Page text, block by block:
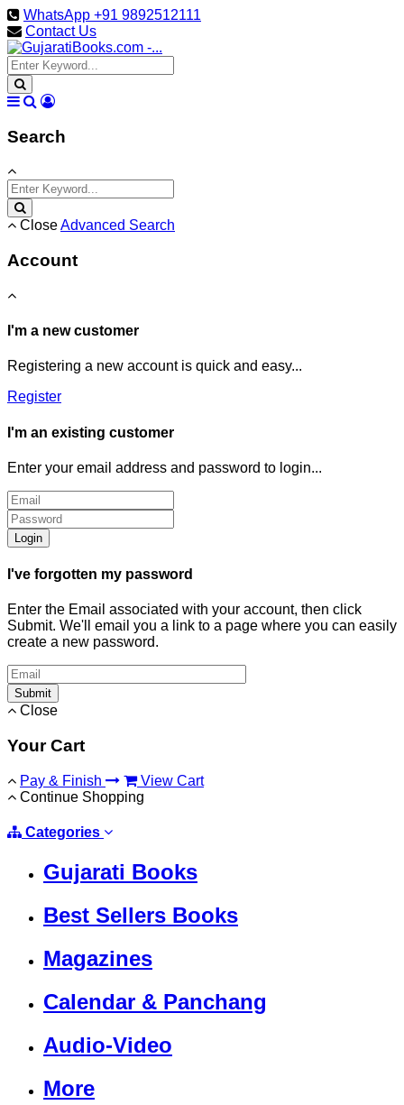
WhatsApp +91 9892512111
Contact Us
Search
CloseAdvanced Search
Account
I'm a new customer
Registering a new account is quick and easy...
Register
I'm an existing customer
Enter your email address and password to login...
Login
I've forgotten my password
Enter the Email associated with your account, then click
Submit. We'll email you a link to a page where you can easily
create a new password.
Submit
Close
Your Cart
Pay & Finish
View Cart
Continue Shopping
Categories
Gujarati Books
Best Sellers Books
Magazines
Calendar & Panchang
Audio-Video
More